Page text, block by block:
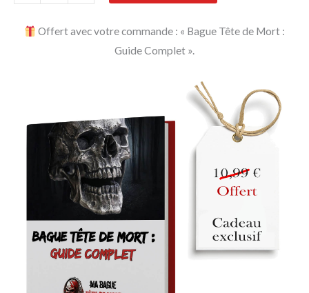
Offert avec votre commande : « Bague Tête de Mort :
Guide Complet ».